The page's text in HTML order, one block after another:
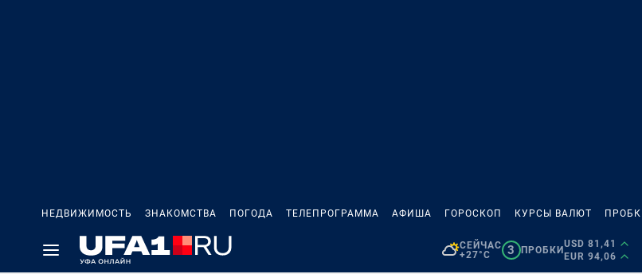
НЕДВИЖИМОСТЬ ЗНАКОМСТВА ПОГОДА ТЕЛЕПРОГРАММА АФИША ГОРОСКОП КУРСЫ ВАЛЮТ
СЕЙЧАС
+27°C
3 ПРОБКИ
USD 81,41
EUR 94,06